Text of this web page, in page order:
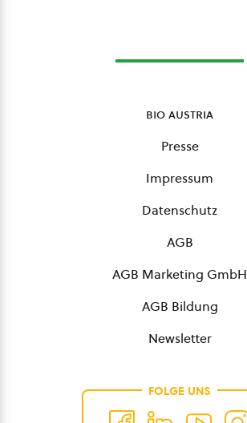
bio austria
Presse
Impressum
Datenschutz
AGB
AGB Marketing GmbH
AGB Bildung
Newsletter
FOLGE UNS